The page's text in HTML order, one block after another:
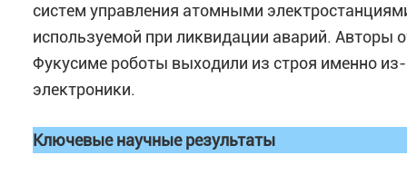
систем управления атомными
используемой при ликвидации аварий. Авторы
Фукусиме роботы выходили из строя именно
электроники.
Ключевые научные результаты